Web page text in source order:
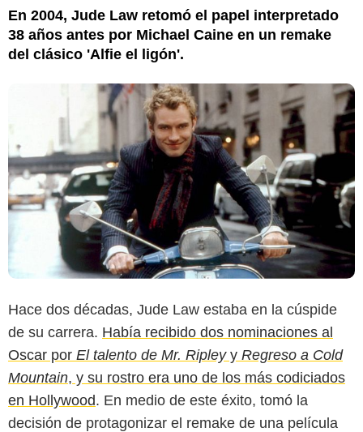
En 2004, Jude Law retomó el papel interpretado
38 años antes por Michael Caine en un remake
del clásico 'Alfie el ligón'.
Hace dos décadas, Jude Law estaba en la cúspide
de su carrera. Había recibido dos nominaciones al
Oscar por El talento de Mr. Ripleyy Regreso a Cold
Mountain, y su rostro era uno de los más codiciados
en Hollywood. En medio de este éxito, tomó la
decisión de protagonizar el remake de una película
Thomas Mason